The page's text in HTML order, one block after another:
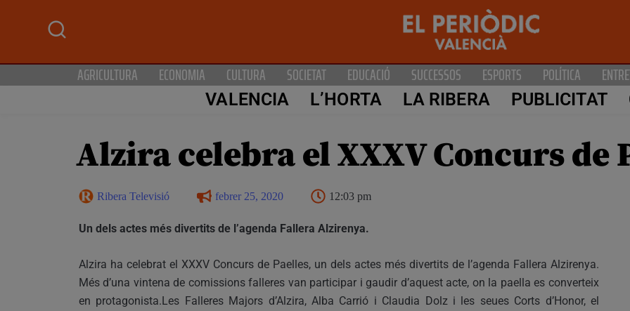
AGRICULTURA ECONOMIA CULTURA SOCIETAT EDUCACIÓ SUCCESSOS ESPORTS POLÍTICA
VALENCIA L’HORTA LA RIBERA PUBLICITAT
Alzira celebra el XXXV Concurs de
Ribera Televisió febrer 25, 2020 12:03 pm
Un dels actes més divertits de l’agenda Fallera Alzirenya.
Alzira ha celebrat el XXXV Concurs de Paelles, un dels actes més divertits de l’agenda Fallera Alzirenya.
Més d’una vintena de comissions falleres van participar i gaudir d’aquest acte, on la paella es converteix
en protagonista.Les Falleres Majors d’Alzira, Alba Carrió i Claudia Dolz i les seues Corts d’Honor, el